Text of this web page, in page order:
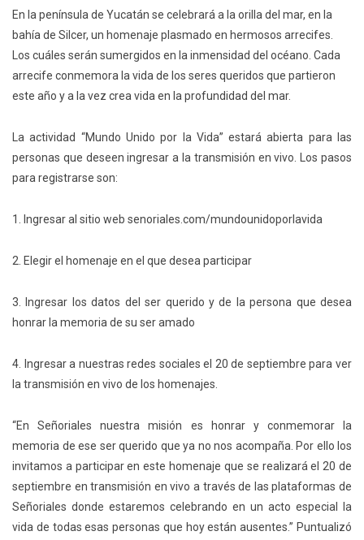
En la península de Yucatán se celebrará a la orilla del mar, en la
bahía de Silcer, un homenaje plasmado en hermosos arrecifes.
Los cuáles serán sumergidos en la inmensidad del océano. Cada
arrecife conmemora la vida de los seres queridos que partieron
este año y a la vez crea vida en la profundidad del mar.
La actividad “Mundo Unido por la Vida” estará abierta para las
personas que deseen ingresar a la transmisión en vivo. Los pasos
para registrarse son:
1. Ingresar al sitio web senoriales.com/mundounidoporlavida
2. Elegir el homenaje en el que desea participar
3. Ingresar los datos del ser querido y de la persona que desea
honrar la memoria de su ser amado
4. Ingresar a nuestras redes sociales el 20 de septiembre para ver
la transmisión en vivo de los homenajes.
“En Señoriales nuestra misión es honrar y conmemorar la
memoria de ese ser querido que ya no nos acompaña. Por ello los
invitamos a participar en este homenaje que se realizará el 20 de
septiembre en transmisión en vivo a través de las plataformas de
Señoriales donde estaremos celebrando en un acto especial la
vida de todas esas personas que hoy están ausentes.” Puntualizó